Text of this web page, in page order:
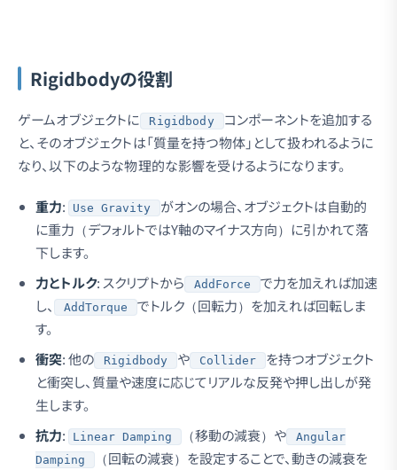
Rigidbodyの役割
ゲームオブジェクトに Rigidbody
コンポーネントを追加する
と、そのオブジェクトは「質量を持つ物体」として扱われるように
なり、以下のような物理的な影響を受けるようになります。
重力: Use Gravity
がオンの場合、オブジェクトは自動的
に重力（デフォルトではY軸のマイナス方向）に引かれて落
下します。
力とトルク: スクリプトから AddForce
で力を加えれば加速
し、
AddTorque
でトルク（回転力）を加えれば回転しま
す。
衝突: 他の Rigidbody や Collider
を持つオブジェクト
と衝突し、質量や速度に応じてリアルな反発や押し出しが発
生します。
抗力: Linear Damping （移動の減衰）や
Angular
Damping
（回転の減衰）を設定することで、動きの減衰を